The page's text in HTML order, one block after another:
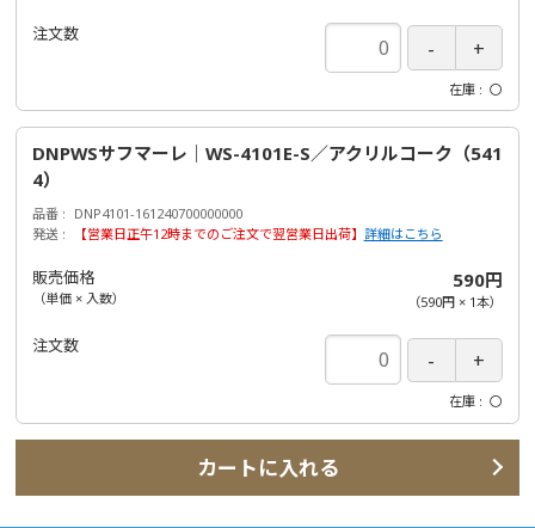
注文数
在庫 〇
DNPWSサフマーレ｜WS-4101E-S／アクリルコーク（541
4）
品番
DNP4101-161240700000000
発送
【営業日正午12時までのご注文で翌営業日出荷】 詳細はこちら
販売価格
（単価 × 入数）
590円
（590円× 1本）
注文数
在庫 〇
カートに入れる